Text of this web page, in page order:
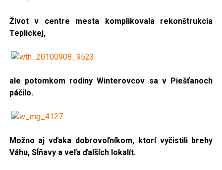
Život v centre mesta komplikovala rekonštrukcia
Teplickej,
ale potomkom rodiny Winterovcov sa v Piešťanoch
páčilo.
Možno aj vďaka dobrovoľníkom, ktorí vyčistili brehy
Váhu, Sĺňavy a veľa ďalších lokalít.